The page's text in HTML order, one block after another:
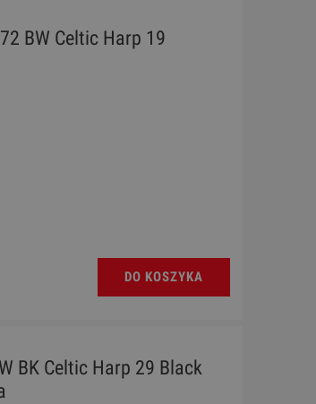
BW Celtic Harp 19
DO KOSZYKA
BK Celtic Harp 29 Black